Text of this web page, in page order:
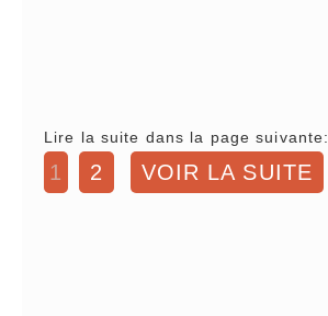
Lire la suite dans la page suivante:
1 2 VOIR LA SUITE